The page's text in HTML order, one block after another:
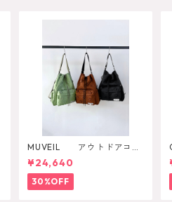
MUVEIL アウトドアコラ
ボ2WAYリュック
¥24,640
30%OFF